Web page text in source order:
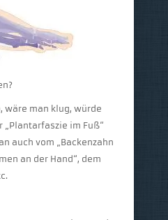
wäre man klug, würde
„Plantarfaszie im Fuß“
auch vom „Backenzahn
an der Hand“, dem